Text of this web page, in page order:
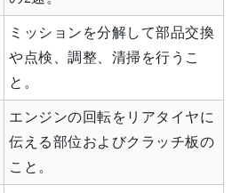
ミッションを分解して部品交換
や点検、調整、清掃を行うこ
と。
エンジンの回転をリアタイヤに
伝える部位およびクラッチ板の
こと。